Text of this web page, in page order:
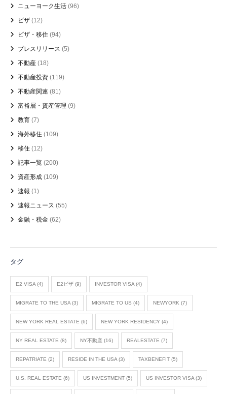
ニューヨーク生活 (96)
ビザ (12)
ビザ・移住 (94)
プレスリリース (5)
不動産 (18)
不動産投資 (119)
不動産関連 (81)
富裕層・資産管理 (9)
教育 (7)
海外移住 (109)
移住 (12)
記事一覧 (200)
資産形成 (109)
速報 (1)
速報ニュース (55)
金融・税金 (62)
タグ
E2 VISA (4) E2ビザ (9) INVESTOR VISA (4)
MIGRATE TO THE USA (3) MIGRATE TO US (4) NEWYORK (7)
NEW YORK REAL ESTATE (6) NEW YORK RESIDENCY (4)
NY REAL ESTATE (8) NY不動産 (16) REALESTATE (7)
REPATRIATE (2) RESIDE IN THE USA (3) TAXBENEFIT (5)
U.S. REAL ESTATE (6) US INVESTMENT (5) US INVESTOR VISA (3)